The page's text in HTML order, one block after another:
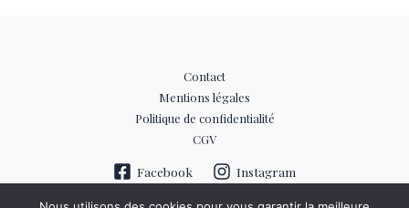
Contact
Mentions légales
Politique de confidentialité
CGV
Facebook Instagram